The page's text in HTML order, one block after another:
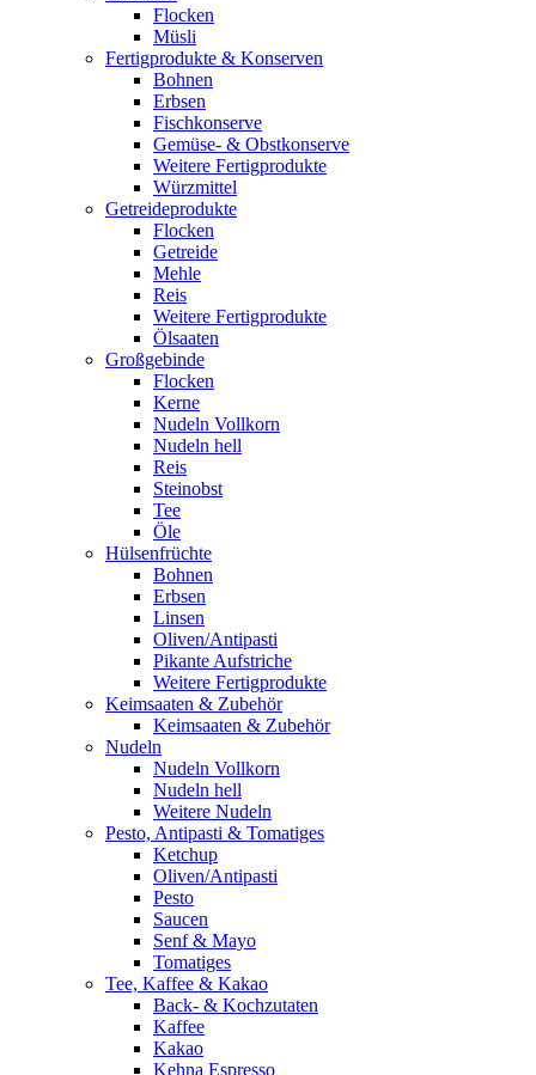
Flocken
Müsli
Fertigprodukte & Konserven
Bohnen
Erbsen
Fischkonserve
Gemüse- & Obstkonserve
Weitere Fertigprodukte
Würzmittel
Getreideprodukte
Flocken
Getreide
Mehle
Reis
Weitere Fertigprodukte
Ölsaaten
Großgebinde
Flocken
Kerne
Nudeln Vollkorn
Nudeln hell
Reis
Steinobst
Tee
Öle
Hülsenfrüchte
Bohnen
Erbsen
Linsen
Oliven/Antipasti
Pikante Aufstriche
Weitere Fertigprodukte
Keimsaaten & Zubehör
Keimsaaten & Zubehör
Nudeln
Nudeln Vollkorn
Nudeln hell
Weitere Nudeln
Pesto, Antipasti & Tomatiges
Ketchup
Oliven/Antipasti
Pesto
Saucen
Senf & Mayo
Tomatiges
Tee, Kaffee & Kakao
Back- & Kochzutaten
Kaffee
Kakao
Kehna Espresso